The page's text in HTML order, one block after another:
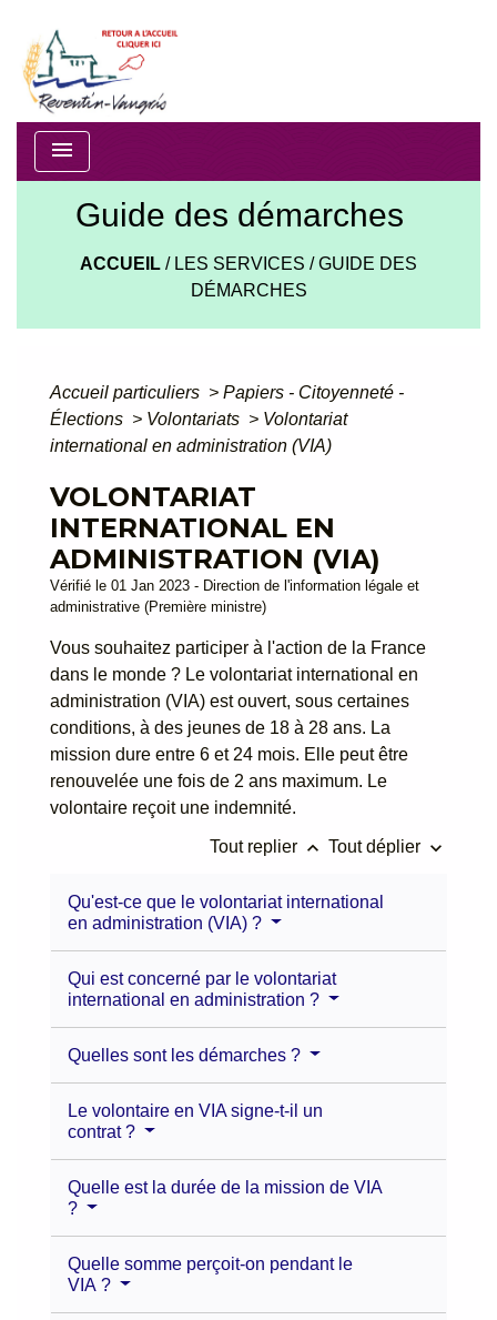
menu
Guide des démarches
ACCUEIL / LES SERVICES /GUIDE DES
DÉMARCHES
Accueil particuliers > Papiers - Citoyenneté -
Élections > Volontariats > Volontariat
international en administration (VIA)
VOLONTARIAT
INTERNATIONAL EN
ADMINISTRATION (VIA)
Vérifié le 01 Jan 2023 - Direction de l'information légale et
administrative (Première ministre)
Vous souhaitez participer à l'action de la France
dans le monde ? Le volontariat international en
administration (VIA) est ouvert, sous certaines
conditions, à des jeunes de 18 à 28 ans. La
mission dure entre 6 et 24 mois. Elle peut être
renouvelée une fois de 2 ans maximum. Le
volontaire reçoit une indemnité.
Tout replier keyboard_arrow_up Tout déplier keyboard_arrow_down
Qu'est-ce que le volontariat international
en administration (VIA) ?
Qui est concerné par le volontariat
international en administration ?
Quelles sont les démarches ?
Le volontaire en VIA signe-t-il un
contrat ?
Quelle est la durée de la mission de VIA
?
Quelle somme perçoit-on pendant le
VIA ?